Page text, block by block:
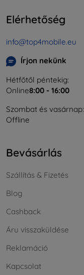
Elérhetőség
info@top4mobile.eu
Írjon nekünk
Hétfőtől péntekig:
Online8:00 - 16:00
Szombat és vasárnap:
Offline
Bevásárlás
Szállítás & Fizetés
Blog
Cashback
Áru visszaküldése
Reklamáció
Kapcsolat